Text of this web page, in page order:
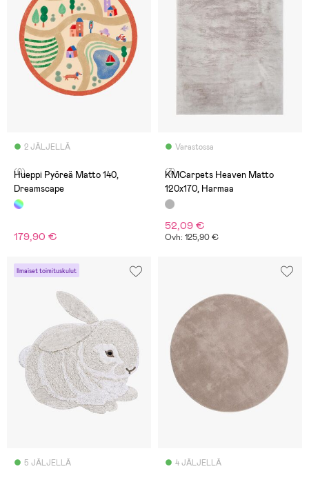
2 JÄLJELLÄ
(0)
Hueppi Pyöreä Matto 140,
Dreamscape
179,90 €
Varastossa
(3)
KMCarpets Heaven Matto
120x170, Harmaa
52,09 €
Ovh: 125,90 €
Ilmaiset toimituskulut
5 JÄLJELLÄ 4 JÄLJELLÄ